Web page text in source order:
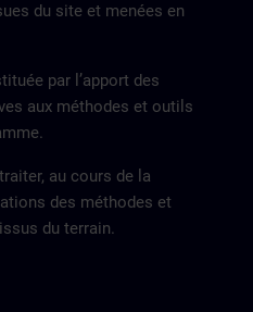
du site et menées en
par l’apport des
aux méthodes et outils
au cours de la
des méthodes et
du terrain.